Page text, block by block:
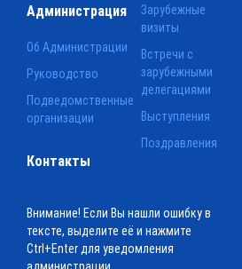
Зарубежные
визиты
Встречи с
зарубежными
делегациями
Выступления
Поздравления
Администрация
Об Администрации
Руководство
Подведомственные
организации
Контакты
Внимание! Если Вы нашли ошибку в
тексте, выделите её и нажмите
Ctrl+Enter для уведомления